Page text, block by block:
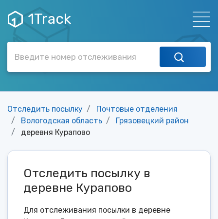
1Track
Отследить посылку
Почтовые отделения
Вологодская область
Грязовецкий район
деревня Курапово
Отследить посылку в
деревне Курапово
Для отслеживания посылки в деревне